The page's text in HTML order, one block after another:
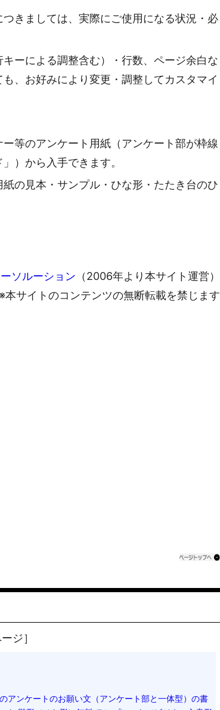
きましては、実際にご使用になる状況・必
ーによる調整含む）・行数、ページ余白な
、お好みにより変更・調整してカスタマイ
等のアンケート用紙（アンケート部が枠線
）から入手できます。
の見本・サンプル・ひな形・たたき台のひ
ソルーション （2006年より本サイト運営）
※本サイトのコンテンツの無断転載を禁じます
ジ］
アンケートのお願い文（アンケート部と一体型）の書